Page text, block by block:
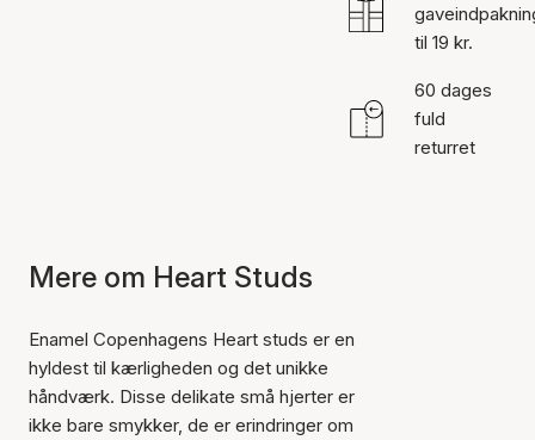
til 19 kr.
60 dages
fuld
returret
Mere om Heart Studs
Enamel Copenhagens Heart studs er en
hyldest til kærligheden og det unikke
håndværk. Disse delikate små hjerter er
ikke bare smykker, de er erindringer om